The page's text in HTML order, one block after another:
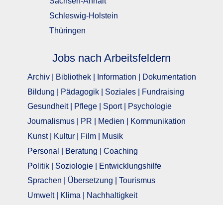
Schleswig-Holstein
Thüringen
Jobs nach Arbeitsfeldern
Archiv | Bibliothek | Information | Dokumentation
Bildung | Pädagogik | Soziales | Fundraising
Gesundheit | Pflege | Sport | Psychologie
Journalismus | PR | Medien | Kommunikation
Kunst | Kultur | Film | Musik
Personal | Beratung | Coaching
Politik | Soziologie | Entwicklungshilfe
Sprachen | Übersetzung | Tourismus
Umwelt | Klima | Nachhaltigkeit